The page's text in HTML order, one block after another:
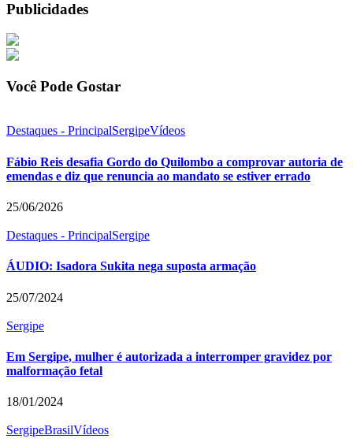
Publicidades
Você Pode Gostar
Destaques - PrincipalSergipeVídeos
Fábio Reis desafia Gordo do Quilombo a comprovar autoria de
emendas e diz que renuncia ao mandato se estiver errado
25/06/2026
Destaques - PrincipalSergipe
ÁUDIO: Isadora Sukita nega suposta armação
25/07/2024
Sergipe
Em Sergipe, mulher é autorizada a interromper gravidez por
malformação fetal
18/01/2024
SergipeBrasilVídeos